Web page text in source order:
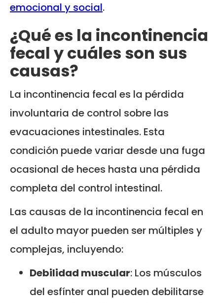
emocional y social.
¿Qué es la incontinencia
fecal y cuáles son sus
causas?
La incontinencia fecal es la pérdida
involuntaria de control sobre las
evacuaciones intestinales. Esta
condición puede variar desde una fuga
ocasional de heces hasta una pérdida
completa del control intestinal.
Las causas de la incontinencia fecal en
el adulto mayor pueden ser múltiples y
complejas, incluyendo:
Debilidad muscular: Los músculos
del esfínter anal pueden debilitarse